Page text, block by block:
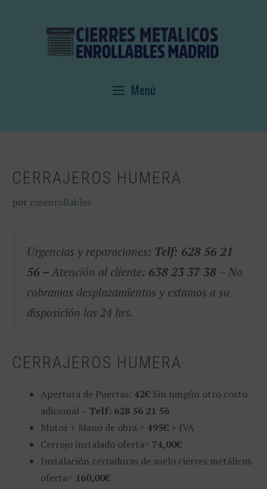
Menú
CERRAJEROS HUMERA
por cmenrollables
Urgencias y reparaciones: Telf: 628 56 21
56 –Atención al cliente: 638 23 37 38 – No
cobramos desplazamientos y estamos a su
disposición las 24 hrs.
CERRAJEROS HUMERA
Apertura de Puertas: 42€ Sin ningún otro costo
adicional – Telf: 628 56 21 56
Motor + Mano de obra = 495€ + IVA
Cerrojo instalado oferta= 74,00€
Instalación cerraduras de suelo cierres metálicos
oferta= 160,00€